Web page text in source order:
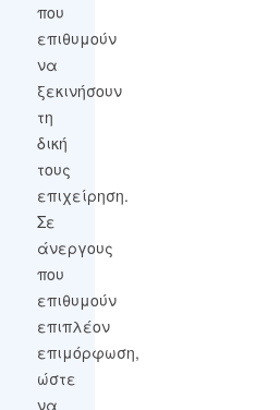
που
επιθυμούν
να
ξεκινήσουν
τη
δική
τους
επιχείρηση.
Σε
άνεργους
που
επιθυμούν
επιπλέον
επιμόρφωση,
ώστε
να